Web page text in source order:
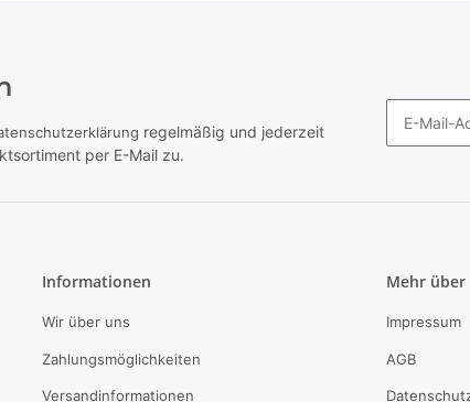
regelmäßig und jederzeit
per E-Mail zu.
Informationen
Wir über uns
Zahlungsmöglichkeiten
Versandinformationen
Mehr über
Impressum
AGB